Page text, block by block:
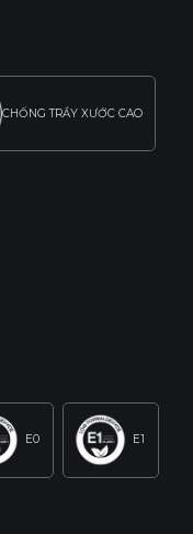
CHỐNG TRẦY XƯỚC CAO
E0 E1